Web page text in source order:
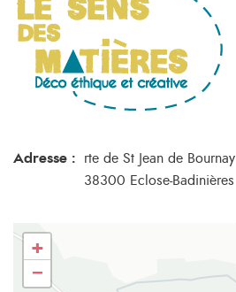
Adresse :
rte de St Jean de Bournay
38300 Eclose-Badinières
+
−